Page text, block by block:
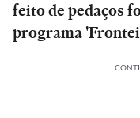
feito de pedaços
programa